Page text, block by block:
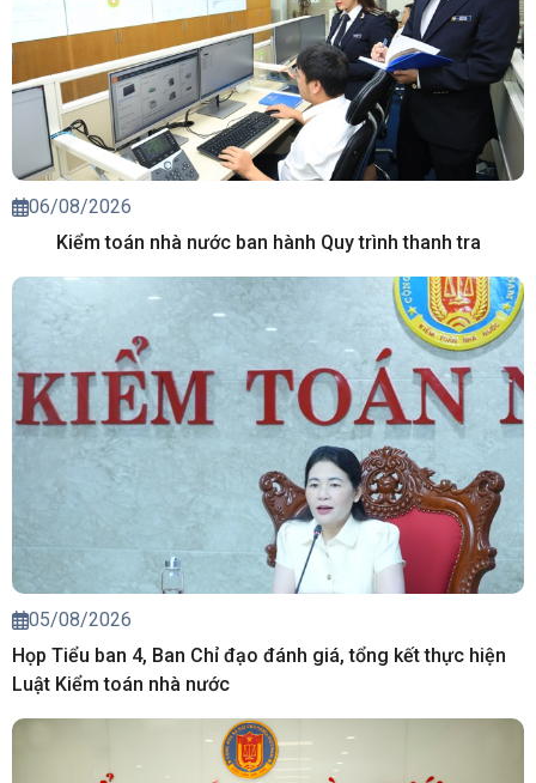
06/08/2026
Kiểm toán nhà nước ban hành Quy trình thanh tra
05/08/2026
Họp Tiểu ban 4, Ban Chỉ đạo đánh giá, tổng kết thực hiện
Luật Kiểm toán nhà nước